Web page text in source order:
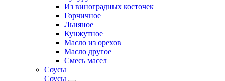
Из виноградных косточек
Горчичное
Льняное
Кунжутное
Масло из орехов
Масло другое
Смесь масел
Соусы
Соусы